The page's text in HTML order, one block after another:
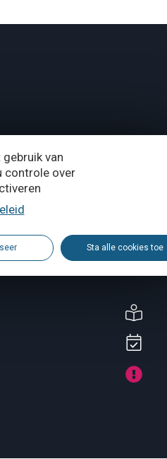
van
controle over
Sta alle cookies toe